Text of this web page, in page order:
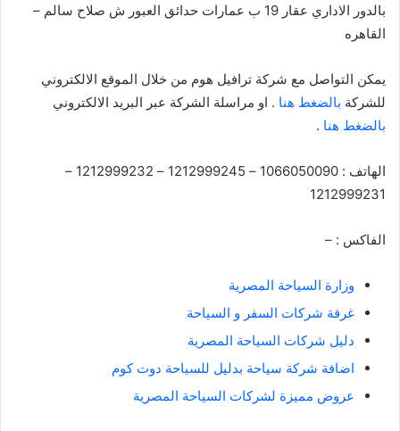
بالدور الاداري عقار 19 ب عمارات حدائق العبور ش صلاح سالم –
القاهره
يمكن التواصل مع شركة ترافيل هوم من خلال الموقع الالكتروني
للشركة بالضغط هنا . او مراسلة الشركة عبر البريد الالكتروني
بالضغط هنا .
الهاتف : 1066050090 – 1212999245 – 1212999232 –
1212999231
الفاكس : –
وزارة السياحة المصرية
غرفة شركات السفر و السياحة
دليل شركات السياحة المصرية
اضافة شركة سياحة بدليل للسياحة دوت كوم
عروض مميزة لشركات السياحة المصرية